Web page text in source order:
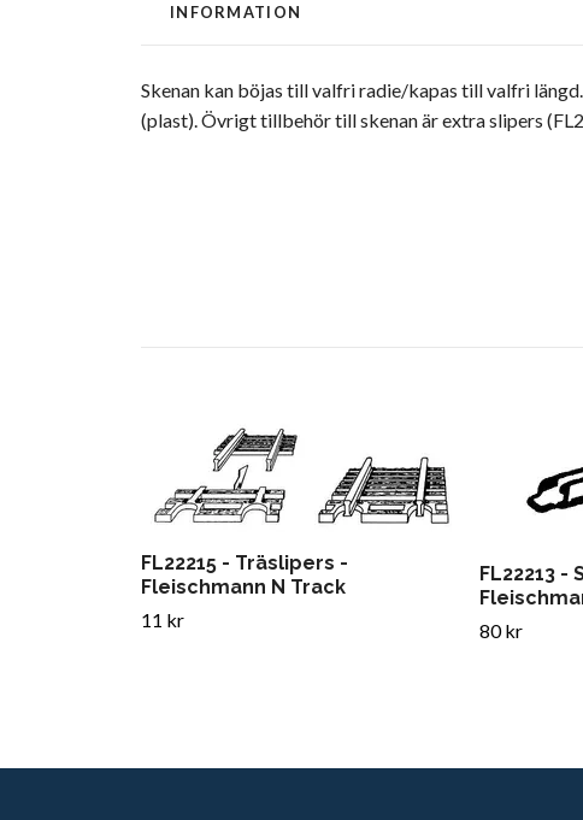
INFORMATION
Skenan kan böjas till valfri radie/kapas till valfri
(plast). Övrigt tillbehör till skenan är extra slipers
FL22215 - Träslipers -
Fleischmann N Track
11 kr
FL22213 -
80 kr